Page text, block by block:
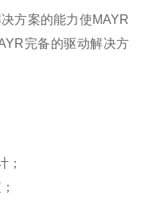
方案的能力使MAYR
完备的驱动解决方
；